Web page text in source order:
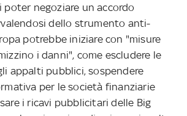
negoziare un accordo
dello strumento anti-
potrebbe iniziare con "misure
i danni", come escludere le
appalti pubblici, sospendere
per le società finanziarie
i ricavi pubblicitari delle Big